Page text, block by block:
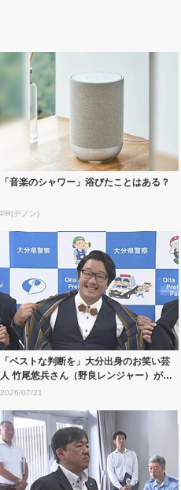
「音楽のシャワー」浴びたことはある？
PR(デノン)
「ベストな判断を」大分出身のお笑い芸
人 竹尾悠兵さん（野良レンジャー）が動
画で詐...
2026/07/21